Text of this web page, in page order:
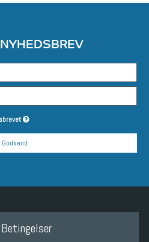
Godkend
Betingelser